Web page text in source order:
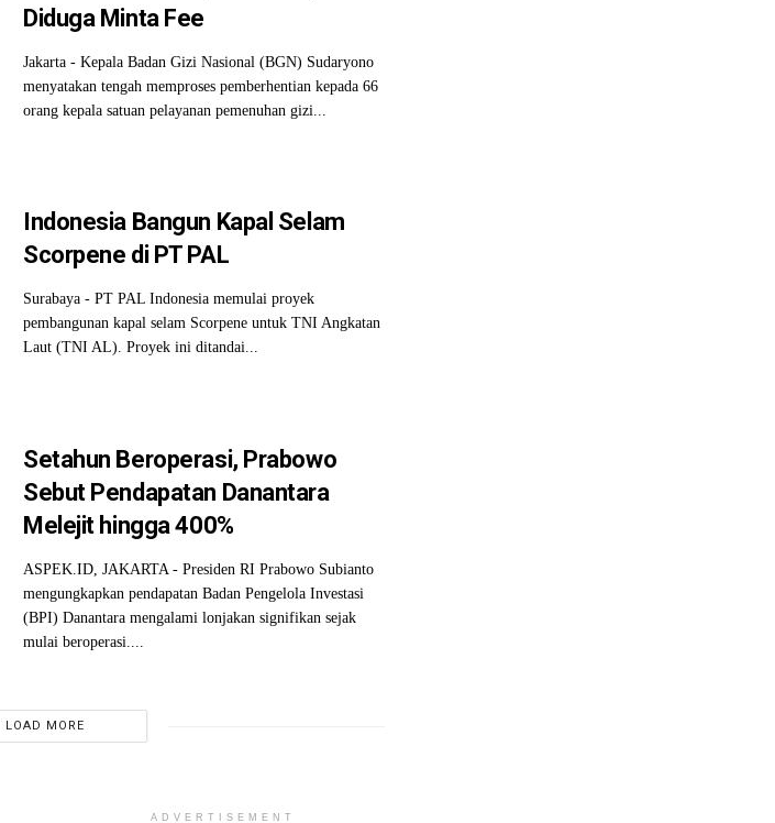
Diduga Minta Fee
Jakarta - Kepala Badan Gizi Nasional (BGN) Sudaryono
menyatakan tengah memproses pemberhentian kepada 66
orang kepala satuan pelayanan pemenuhan gizi...
Indonesia Bangun Kapal Selam
Scorpene di PT PAL
Surabaya - PT PAL Indonesia memulai proyek
pembangunan kapal selam Scorpene untuk TNI Angkatan
Laut (TNI AL). Proyek ini ditandai...
Setahun Beroperasi, Prabowo
Sebut Pendapatan Danantara
Melejit hingga 400%
ASPEK.ID, JAKARTA - Presiden RI Prabowo Subianto
mengungkapkan pendapatan Badan Pengelola Investasi
(BPI) Danantara mengalami lonjakan signifikan sejak
mulai beroperasi....
LOAD MORE
ADVERTISEMENT